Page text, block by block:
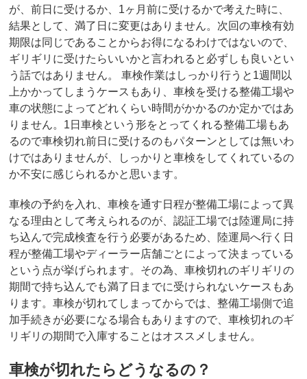
が、前日に受けるか、1ヶ月前に受けるかで考えた時に、
結果として、満了日に変更はありません。次回の車検有効
期限は同じであることからお得になるわけではないので、
ギリギリに受けたらいいかと言われると必ずしも良いとい
う話ではありません。 車検作業はしっかり行うと1週間以
上かかってしまうケースもあり、車検を受ける整備工場や
車の状態によってどれくらい時間がかかるのか定かではあ
りません。1日車検という形をとってくれる整備工場もあ
るので車検切れ前日に受けるのもパターンとしては無いわ
けではありませんが、しっかりと車検をしてくれているの
か不安に感じられるかと思います。
車検の予約を入れ、車検を通す日程が整備工場によって異
なる理由として考えられるのが、認証工場では陸運局に持
ち込んで完成検査を行う必要があるため、陸運局へ行く日
程が整備工場やディーラー店舗ごとによって決まっている
という点が挙げられます。その為、車検切れのギリギリの
期間で持ち込んでも満了日までに受けられないケースもあ
ります。車検が切れてしまってからでは、整備工場側で追
加手続きが必要になる場合もありますので、車検切れのギ
リギリの期間で入庫することはオススメしません。
車検が切れたらどうなるの？